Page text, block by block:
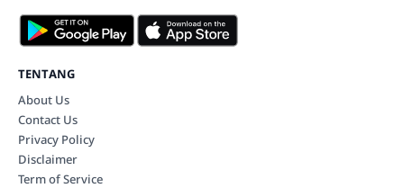
TENTANG
About Us
Contact Us
Privacy Policy
Disclaimer
Term of Service